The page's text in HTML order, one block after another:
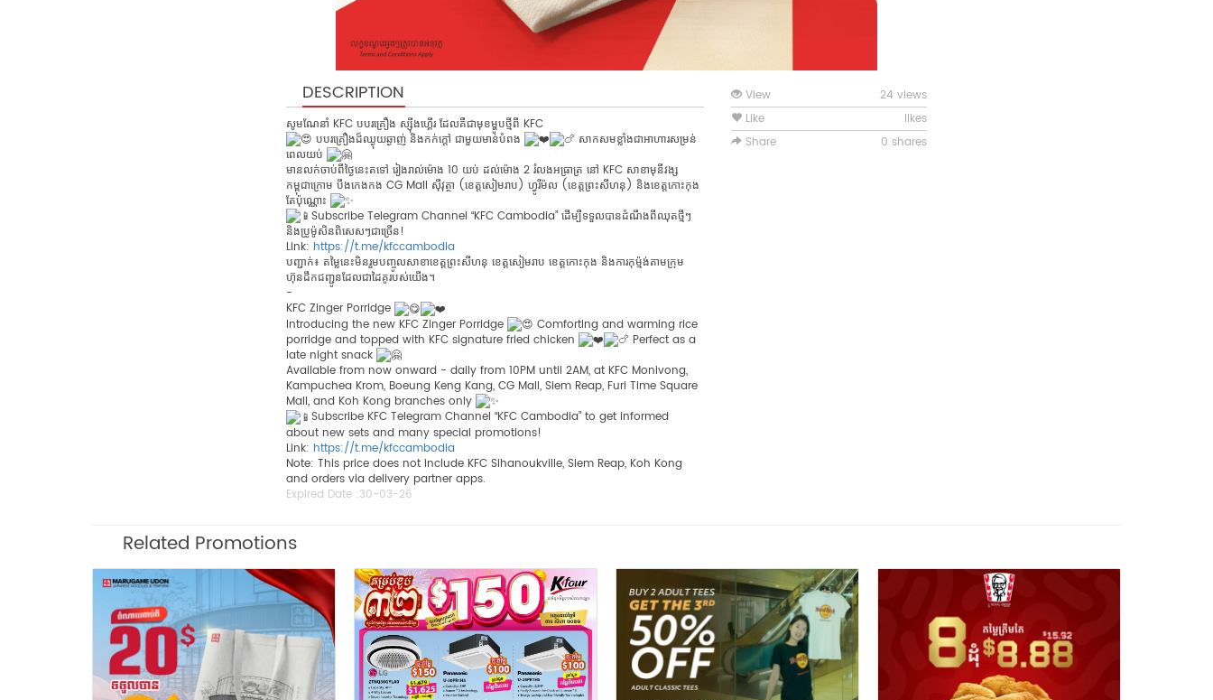
DESCRIPTION
សូមណែនាំ KFC បបរគ្រឿង ស្សុីងហ្គើរ ដែលគឺជាមុខម្ហូបថ្មីពី KFC
បបរគ្រឿងដ៏ឈ្ងុយឆ្ងាញ់ និងកក់ក្តៅ ជាមួយមាន់បំពង
សាកសមខ្លាំងជាអាហារសម្រន់
ពេលយប់
មានលក់ចាប់ពីថ្ងៃនេះតទៅ រៀងរាល់ម៉ោង 10 យប់ ដល់ម៉ោង 2 រំលងអធ្រាត្រ នៅ KFC សាខាមុនីវង្ស
កម្ពុជាក្រោម បឹងកេងកង CG Mall សុីវុត្ថា (ខេត្តសៀមរាប) ហ្វូរីម៉ល (ខេត្តព្រះសីហនុ) និងខេត្តកោះកុង
តែប៉ុណ្ណោះ
Subscribe Telegram Channel “KFC Cambodia” ដើម្បីទទួលបានដំណឹងពីឈុតថ្មីៗ
និងប្រូម៉ូសិនពិសេសៗជាច្រើន!
Link: https://t.me/kfccambodia
បញ្ជាក់៖ តម្លៃនេះមិនរួមបញ្ចូលសាខាខេត្តព្រះសីហនុ ខេត្តសៀមរាប ខេត្តកោះកុង និងការកុម៉្មង់តាមក្រុម
ហ៊ុនដឹកជញ្ជូនដែលជាដៃគូរបស់យើង។
-
KFC Zinger Porridge
Introducing the new KFC Zinger Porridge
Comforting and warming rice
porridge and topped with KFC signature fried chicken
Perfect as a
late night snack
Available from now onward - daily from 10PM until 2AM, at KFC Monivong,
Kampuchea Krom, Boeung Keng Kang, CG Mall, Siem Reap, Furi Time Square
Mall, and Koh Kong branches only
Subscribe KFC Telegram Channel “KFC Cambodia” to get informed
about new sets and many special promotions!
Link: https://t.me/kfccambodia
Note: This price does not include KFC Sihanoukville, Siem Reap, Koh Kong
and orders via delivery partner apps.
Expired Date :30-03-26
View
24 views
Like
likes
Share
0 shares
Related Promotions